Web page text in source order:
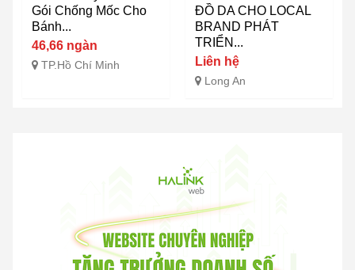
Gói Chống Mốc Cho
Bánh...
46,66 ngàn
TP.Hồ Chí Minh
ĐỒ DA CHO LOCAL
BRAND PHÁT
TRIỂN...
Liên hệ
Long An